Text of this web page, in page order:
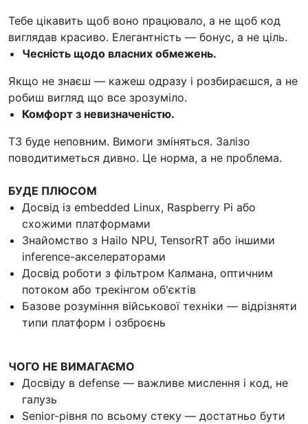
Тебе цікавить щоб воно працювало, а не щоб код
виглядав красиво. Елегантність — бонус, а не ціль.
Чесність щодо власних обмежень.
Якщо не знаєш — кажеш одразу і розбираєшся, а не
робиш вигляд що все зрозуміло.
Комфорт з невизначеністю.
ТЗ буде неповним. Вимоги зміняться. Залізо
поводитиметься дивно. Це норма, а не проблема.
БУДЕ ПЛЮСОМ
Досвід із embedded Linux, Raspberry Pi або
схожими платформами
Знайомство з Hailo NPU, TensorRT або іншими
inference-акселераторами
Досвід роботи з фільтром Калмана, оптичним
потоком або трекінгом об'єктів
Базове розуміння військової техніки — відрізняти
типи платформ і озброєнь
ЧОГО НЕ ВИМАГАЄМО
Досвіду в defense — важливе мислення і код, не
галузь
Senior-рівня по всьому стеку — достатньо бути